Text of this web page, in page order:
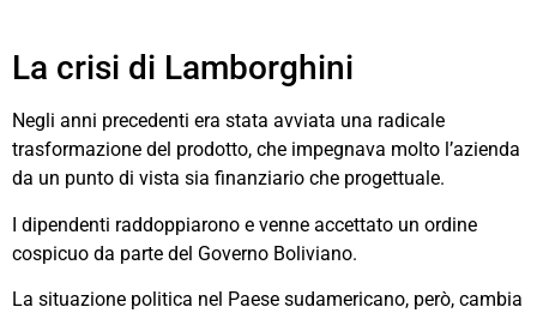
La crisi di Lamborghini
Negli anni precedenti era stata avviata una radicale
trasformazione del prodotto, che impegnava molto l’azienda
da un punto di vista sia finanziario che progettuale.
I dipendenti raddoppiarono e venne accettato un ordine
cospicuo da parte del Governo Boliviano.
La situazione politica nel Paese sudamericano, però, cambia